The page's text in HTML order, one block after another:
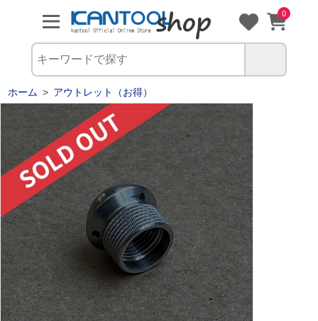
0
ホーム > アウトレット（お得）